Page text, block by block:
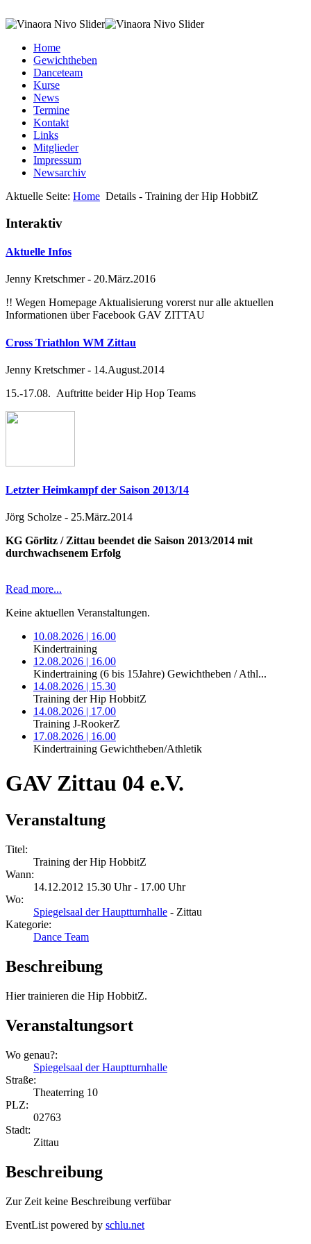
Home
Gewichtheben
Danceteam
Kurse
News
Termine
Kontakt
Links
Mitglieder
Impressum
Newsarchiv
Aktuelle Seite: Home Details - Training der Hip HobbitZ
Interaktiv
Aktuelle Infos
Jenny Kretschmer- 20.März.2016
!! Wegen Homepage Aktualisierung vorerst nur alle aktuellen
Informationen über Facebook GAV ZITTAU
Cross Triathlon WM Zittau
Jenny Kretschmer- 14.August.2014
15.-17.08. Auftritte beider Hip Hop Teams
Letzter Heimkampf der Saison 2013/14
Jörg Scholze - 25.März.2014
KG Görlitz / Zittau beendet die Saison 2013/2014 mit
durchwachsenem Erfolg
Read more...
Keine aktuellen Veranstaltungen.
10.08.2026 | 16.00
Kindertraining
12.08.2026 | 16.00
Kindertraining (6 bis 15Jahre) Gewichtheben / Athl...
14.08.2026 | 15.30
Training der Hip HobbitZ
14.08.2026 | 17.00
Training J-RookerZ
17.08.2026 | 16.00
Kindertraining Gewichtheben/Athletik
GAV Zittau 04 e.V.
Veranstaltung
Titel:
Training der Hip HobbitZ
Wann:
14.12.2012 15.30 Uhr - 17.00 Uhr
Wo:
Spiegelsaal der Hauptturnhalle - Zittau
Kategorie:
Dance Team
Beschreibung
Hier trainieren die Hip HobbitZ.
Veranstaltungsort
Wo genau?:
Spiegelsaal der Hauptturnhalle
Straße:
Theaterring 10
PLZ:
02763
Stadt:
Zittau
Beschreibung
Zur Zeit keine Beschreibung verfübar
EventList powered by schlu.net